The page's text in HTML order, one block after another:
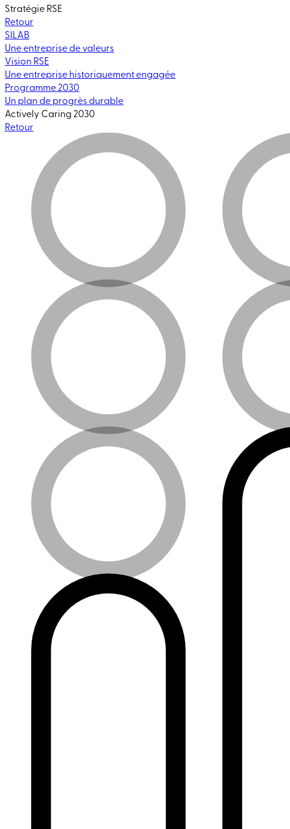
Stratégie RSE
Retour
SILAB
Une entreprise de valeurs
Vision RSE
Une entreprise historiquement engagée
Programme 2030
Un plan de progrès durable
Actively Caring 2030
Retour